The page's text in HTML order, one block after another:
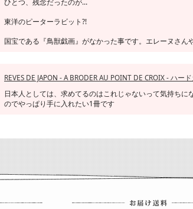
東洋のピーターラビット?!
国宝である『鳥獣戯画』がなかった事です。エレーヌさん
REVES DE JAPON - A BRODER AU POINT DE CROIX - ハー
日本人としては、求めてるのはこれじゃないって気持ち
のでやっぱり手に入れたい1冊です